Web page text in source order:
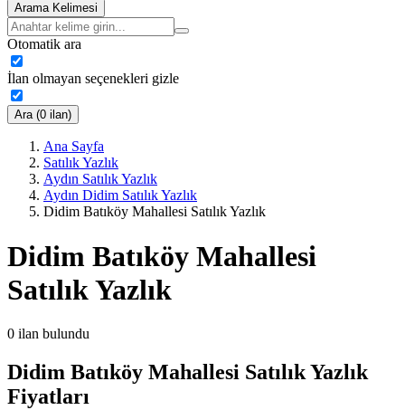
Arama Kelimesi
Otomatik ara
İlan olmayan seçenekleri gizle
Ara (0 ilan)
Ana Sayfa
Satılık Yazlık
Aydın Satılık Yazlık
Aydın Didim Satılık Yazlık
Didim Batıköy Mahallesi Satılık Yazlık
Didim Batıköy Mahallesi
Satılık Yazlık
0 ilan bulundu
Didim Batıköy Mahallesi Satılık Yazlık
Fiyatları